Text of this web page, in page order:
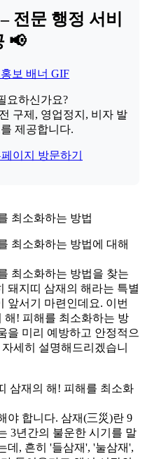
전문 행정 서비
📢
요하신가요?
구제, 영업정지, 비자 발
제공합니다.
이지 방문하기
최소화하는 방법
최소화하는 방법에 대해
최소화하는 방법을 찾는
돼지띠 삼재의 해라는 특별
앞서기 마련인데요. 이번
해! 피해를 최소화하는 방
을 미리 예방하고 안정적으
세히 설명해드리겠습니
삼재의 해! 피해를 최소화
야 합니다. 삼재(三災)란 9
3년간의 불운한 시기를 말
데, 흔히 '들삼재', '눌삼재',